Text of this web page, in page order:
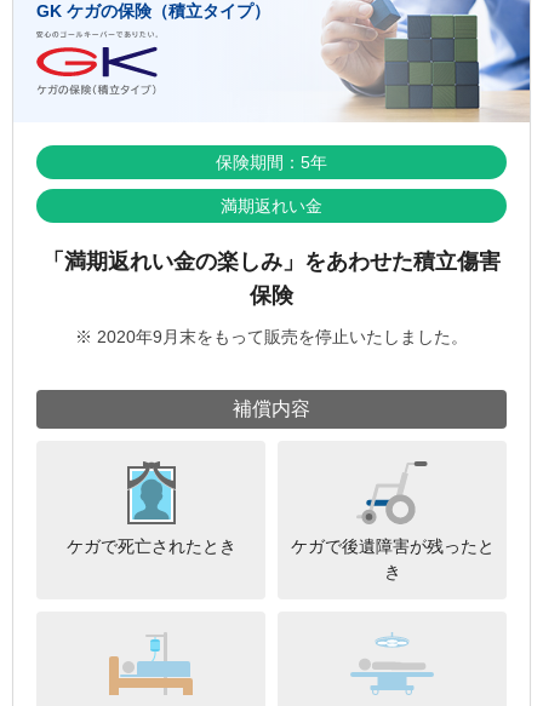
GK ケガの保険（積立タイプ）
保険期間：5年
満期返れい金
「満期返れい金の楽しみ」をあわせた積立傷害
保険
※ 2020年9月末をもって販売を停止いたしました。
補償内容
ケガで死亡されたとき
ケガで後遺障害が残ったと
き